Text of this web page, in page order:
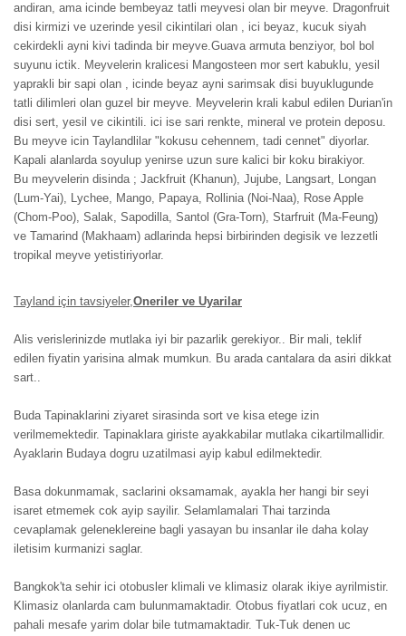
andiran, ama icinde bembeyaz tatli meyvesi olan bir meyve. Dragonfruit
disi kirmizi ve uzerinde yesil cikintilari olan , ici beyaz, kucuk siyah
cekirdekli ayni kivi tadinda bir meyve.Guava armuta benziyor, bol bol
suyunu ictik. Meyvelerin kralicesi Mangosteen mor sert kabuklu, yesil
yaprakli bir sapi olan , icinde beyaz ayni sarimsak disi buyuklugunde
tatli dilimleri olan guzel bir meyve. Meyvelerin krali kabul edilen Durian'in
disi sert, yesil ve cikintili. ici ise sari renkte, mineral ve protein deposu.
Bu meyve icin Taylandlilar "kokusu cehennem, tadi cennet" diyorlar.
Kapali alanlarda soyulup yenirse uzun sure kalici bir koku birakiyor.
Bu meyvelerin disinda ; Jackfruit (Khanun), Jujube, Langsart, Longan
(Lum-Yai), Lychee, Mango, Papaya, Rollinia (Noi-Naa), Rose Apple
(Chom-Poo), Salak, Sapodilla, Santol (Gra-Torn), Starfruit (Ma-Feung)
ve Tamarind (Makhaam) adlarinda hepsi birbirinden degisik ve lezzetli
tropikal meyve yetistiriyorlar.
Tayland için tavsiyeler,Oneriler ve Uyarilar
Alis verislerinizde mutlaka iyi bir pazarlik gerekiyor.. Bir mali, teklif
edilen fiyatin yarisina almak mumkun. Bu arada cantalara da asiri dikkat
sart..
Buda Tapinaklarini ziyaret sirasinda sort ve kisa etege izin
verilmemektedir. Tapinaklara giriste ayakkabilar mutlaka cikartilmallidir.
Ayaklarin Budaya dogru uzatilmasi ayip kabul edilmektedir.
Basa dokunmamak, saclarini oksamamak, ayakla her hangi bir seyi
isaret etmemek cok ayip sayilir. Selamlamalari Thai tarzinda
cevaplamak geleneklereine bagli yasayan bu insanlar ile daha kolay
iletisim kurmanizi saglar.
Bangkok'ta sehir ici otobusler klimali ve klimasiz olarak ikiye ayrilmistir.
Klimasiz olanlarda cam bulunmamaktadir. Otobus fiyatlari cok ucuz, en
pahali mesafe yarim dolar bile tutmamaktadir. Tuk-Tuk denen uc